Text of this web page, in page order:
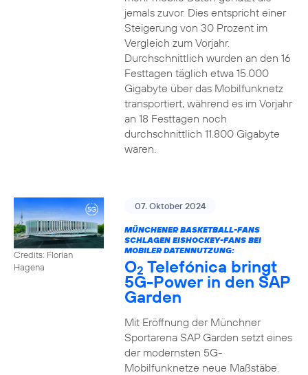
jemals zuvor. Dies entspricht einer
Steigerung von 30 Prozent im
Vergleich zum Vorjahr.
Durchschnittlich wurden an den 16
Festtagen täglich etwa 15.000
Gigabyte über das Mobilfunknetz
transportiert, während es im Vorjahr
an 18 Festtagen noch
durchschnittlich 11.800 Gigabyte
waren.
Credits: Florian
Hagena
07. Oktober 2024
MÜNCHENER BASKETBALL-FANS
SCHLAGEN EISHOCKEY-FANS BEI
MOBILER DATENNUTZUNG:
O2 Telefónica bringt
5G-Power in den SAP
Garden
Mit Eröffnung der Münchner
Sportarena SAP Garden setzt eines
der modernsten 5G-
Mobilfunknetze neue Maßstäbe.